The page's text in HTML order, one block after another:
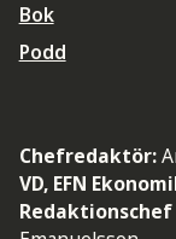
Bok
Podd
Chefredaktör:
VD, EFN